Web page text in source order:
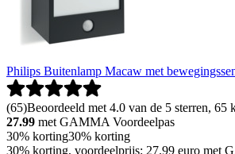
Philips Buitenlamp Macaw met
(65)Beoordeeld met 4.0 van de 5 sterren, 65
27.99 met GAMMA Voordeelpas
30% korting30% korting
30% korting, voordeelprijs: 27.99 euro met